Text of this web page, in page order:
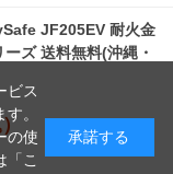
JF205EV 耐火金
ズ 送料無料(沖縄・
ビス
。
の使
こ
承諾する